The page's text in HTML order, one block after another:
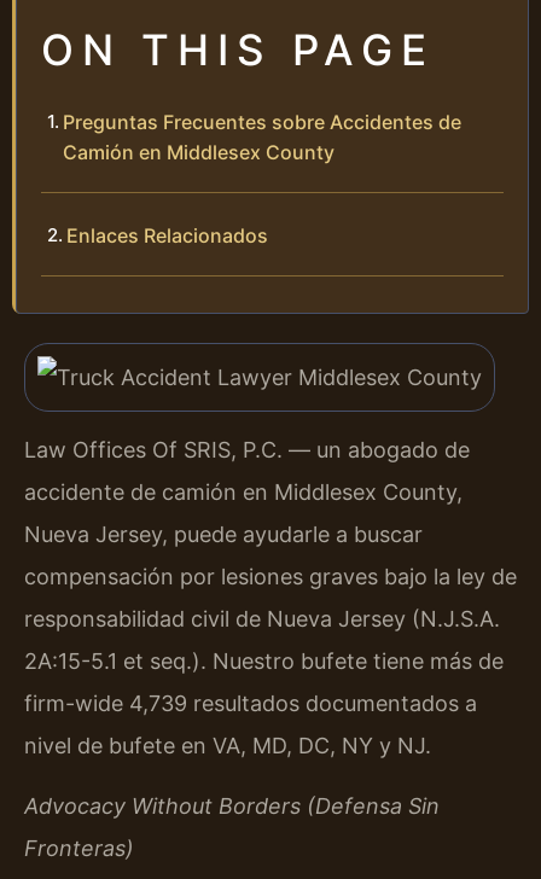
ON THIS PAGE
Preguntas Frecuentes sobre Accidentes de
Camión en Middlesex County
Enlaces Relacionados
Law Offices Of SRIS, P.C. — un abogado de
accidente de camión en Middlesex County,
Nueva Jersey, puede ayudarle a buscar
compensación por lesiones graves bajo la ley de
responsabilidad civil de Nueva Jersey (N.J.S.A.
2A:15-5.1 et seq.). Nuestro bufete tiene más de
firm-wide 4,739 resultados documentados a
nivel de bufete en VA, MD, DC, NY y NJ.
Advocacy Without Borders (Defensa Sin
Fronteras)